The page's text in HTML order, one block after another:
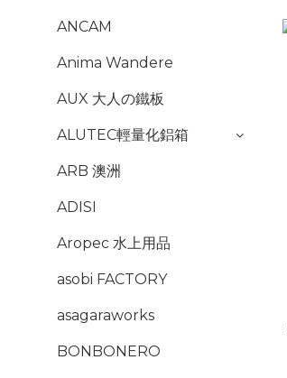
ANCAM
Anima Wandere
AUX 大人の鐵板
ALUTEC輕量化鋁箱
ARB 澳洲
ADISI
Aropec 水上用品
asobi FACTORY
asagaraworks
BONBONERO